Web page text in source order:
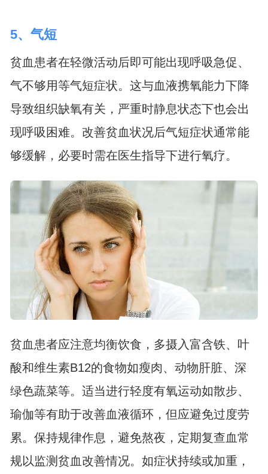
5、气短
贫血患者在轻微活动后即可能出现呼吸急促、
气不够用等气短症状。这与血液携氧能力下降
导致组织缺氧有关，严重时静息状态下也会出
现呼吸困难。改善贫血状况后气短症状通常能
够缓解，必要时需在医生指导下进行氧疗。
贫血患者应注意均衡饮食，多摄入富含铁、叶
酸和维生素B12的食物如瘦肉、动物肝脏、深
绿色蔬菜等。适当进行轻度有氧运动如散步、
瑜伽等有助于改善血液循环，但应避免过度劳
累。保持规律作息，避免熬夜，定期复查血常
规以监测贫血改善情况。如症状持续或加重，